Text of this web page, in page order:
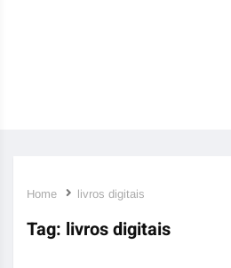
Home livros digitais
Tag: livros digitais